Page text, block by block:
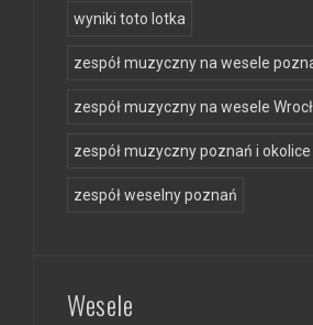
wyniki toto lotka
zespół muzyczny na wesele
zespół muzyczny na wesele
zespół muzyczny poznań i okolice
zespół weselny poznań
Wesele